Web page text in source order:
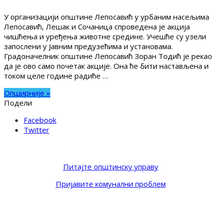
У организацији општине Лепосавић у урбаним насељима
Лепосавић, Лешак и Сочаница спроведена је акција
чишћења и уређења животне средине. Учешће су узели
запослени у Јавним предузећима и установама.
Градоначелник општине Лепосавић Зоран Тодић је рекао
да је ово само почетак акције. Она ће бити настављена и
током целе године радиће …
Опширније »
Подели
Facebook
Twitter
Питајте општинску управу
Пријавите комунални проблем